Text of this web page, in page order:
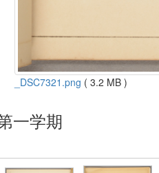
_DSC7321.png ( 3.2 MB )
一学期